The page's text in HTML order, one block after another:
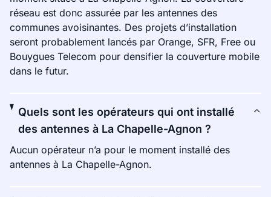
réseau est donc assurée par les antennes des
communes avoisinantes. Des projets d’installation
seront probablement lancés par Orange, SFR, Free ou
Bouygues Telecom pour densifier la couverture mobile
dans le futur.
Quels sont les opérateurs qui ont installé
des antennes à La Chapelle-Agnon ?
Aucun opérateur n’a pour le moment installé des
antennes à La Chapelle-Agnon.